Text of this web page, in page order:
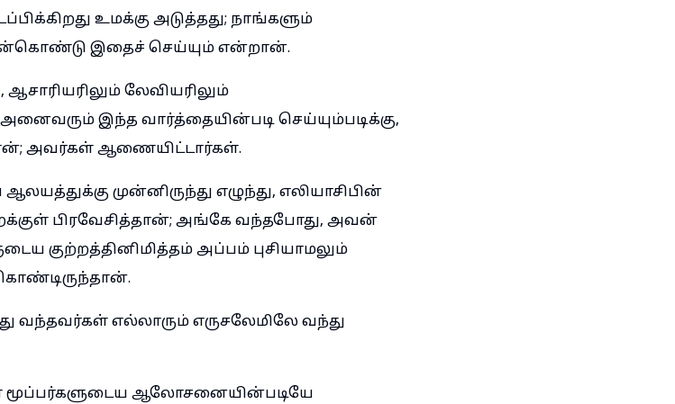
உமக்கு அடுத்தது; நாங்களும்
இதைச் செய்யும் என்றான்.
லேவியரிலும்
இந்த வார்த்தையின்படி செய்யும்படிக்கு,
அவர்கள் ஆணையிட்டார்கள்.
முன்னிருந்து எழுந்து, எலியாசிபின்
பிரவேசித்தான்; அங்கே வந்தபோது, அவன்
குற்றத்தினிமித்தம் அப்பம் புசியாமலும்
வந்தவர்கள் எல்லாரும் எருசலேமிலே வந்து
மூப்பர்களுடைய ஆலோசனையின்படியே